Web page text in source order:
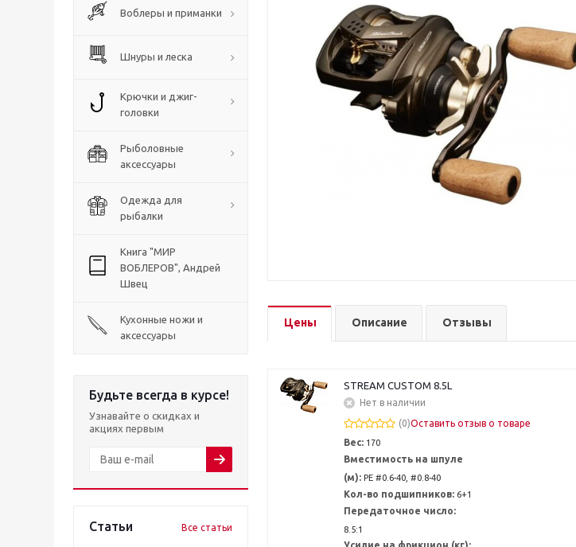
Воблеры и приманки
Шнуры и леска
Крючки и джиг-
головки
Рыболовные
аксессуары
Одежда для
рыбалки
Книга "МИР
ВОБЛЕРОВ", Андрей
Швец
Кухонные ножи и
аксессуары
Будьте всегда в курсе!
Узнавайте о скидках и
акциях первым
Статьи Все статьи
Цены Описание Отзывы
STREAM CUSTOM 8.5L
Нет в наличии
(0)Оставить отзыв о товаре
Вес: 170
Вместимость на шпуле
(м): PE #0.6-40, #0.8-40
Кол-во подшипников: 6+1
Передаточное число:
8.5:1